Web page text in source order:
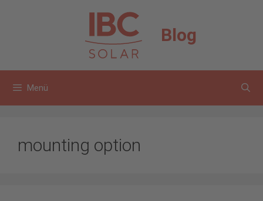
Blog
Menü
mounting option